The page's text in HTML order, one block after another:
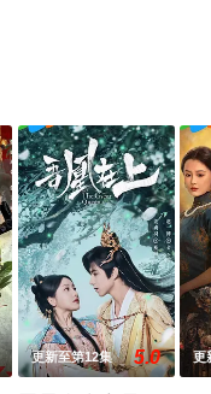
更新至第12集 5.0 更